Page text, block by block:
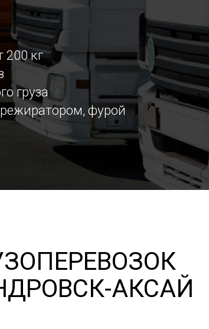
200 кг
груза
фурой
АКСАЙ